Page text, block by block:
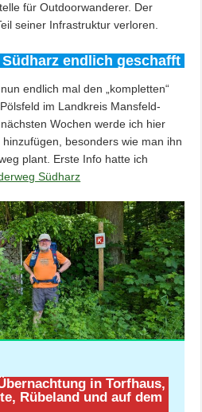
für Outdoorwanderer. Der
seiner Infrastruktur verloren.
endlich geschafft
endlich mal den „kompletten“
im Landkreis Mansfeld-
Wochen werde ich hier
besonders wie man ihn
plant. Erste Info hatte ich
Südharz
in Torfhaus,
Rübeland und auf dem